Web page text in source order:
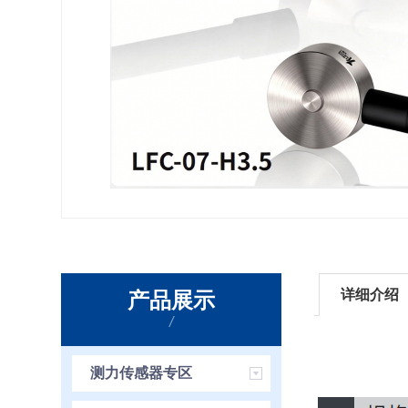
详细介绍
产品展示
/
测力传感器专区